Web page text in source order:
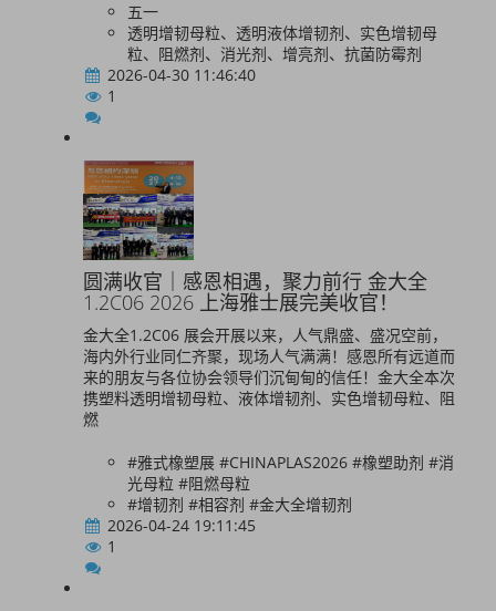
五一
透明增韧母粒、透明液体增韧剂、实色增韧母
粒、阻燃剂、消光剂、增亮剂、抗菌防霉剂
2026-04-30 11:46:40
1
圆满收官｜感恩相遇，聚力前行 金大全
1.2C06 2026 上海雅士展完美收官！
金大全1.2C06 展会开展以来，人气鼎盛、盛况空前，
海内外行业同仁齐聚，现场人气满满！感恩所有远道而
来的朋友与各位协会领导们沉甸甸的信任！金大全本次
携塑料透明增韧母粒、液体增韧剂、实色增韧母粒、阻
燃
#雅式橡塑展 #CHINAPLAS2026 #橡塑助剂 #消
光母粒 #阻燃母粒
#增韧剂 #相容剂 #金大全增韧剂
2026-04-24 19:11:45
1